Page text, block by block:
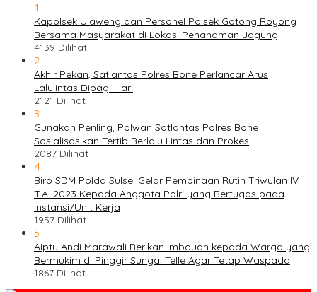
1
Kapolsek Ulaweng dan Personel Polsek Gotong Royong
Bersama Masyarakat di Lokasi Penanaman Jagung
4139 Dilihat
2
Akhir Pekan, Satlantas Polres Bone Perlancar Arus
Lalulintas Dipagi Hari
2121 Dilihat
3
Gunakan Penling, Polwan Satlantas Polres Bone
Sosialisasikan Tertib Berlalu Lintas dan Prokes
2087 Dilihat
4
Biro SDM Polda Sulsel Gelar Pembinaan Rutin Triwulan IV
T.A. 2023 Kepada Anggota Polri yang Bertugas pada
Instansi/Unit Kerja
1957 Dilihat
5
Aiptu Andi Marawali Berikan Imbauan kepada Warga yang
Bermukim di Pinggir Sungai Telle Agar Tetap Waspada
1867 Dilihat